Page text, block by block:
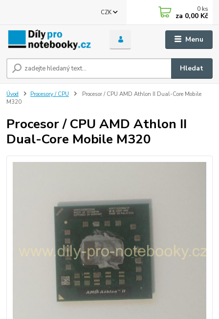
Menu
CZK
Hledat
0 ks
za 0,00 Kč
Úvod Procesory / CPU
Procesor / CPU AMD Athlon II Dual-Core Mobile
M320
Procesor / CPU AMD Athlon II
Dual-Core Mobile M320